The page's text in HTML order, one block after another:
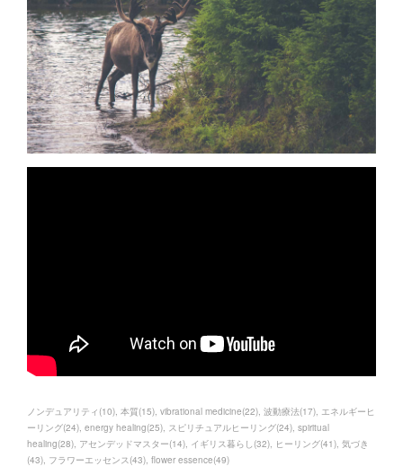
ノンデュアリティ (10) 本質(15) vibrational medicine(22) 波動療法(17) エネルギーヒ
ーリング(24) energy healing(25) スピリチュアルヒーリング(24) spiritual
healing(28) アセンデッドマスター(14) イギリス暮らし (32) ヒーリング(41) 気づき
(43) フラワーエッセンス (43) flower essence(49)